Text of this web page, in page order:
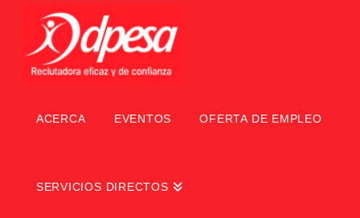
ACERCA EVENTOS OFERTA DE EMPLEO
SERVICIOS DIRECTOS